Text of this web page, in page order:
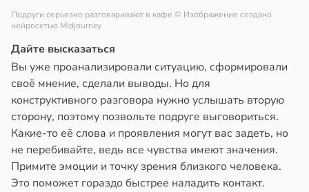
Подруги серьезно разговаривают в кафе © Изображение создано
нейросетью Midjourney
Дайте высказаться
Вы уже проанализировали ситуацию, сформировали
своё мнение, сделали выводы. Но для
конструктивного разговора нужно услышать вторую
сторону, поэтому позвольте подруге выговориться.
Какие-то её слова и проявления могут вас задеть, но
не перебивайте, ведь все чувства имеют значения.
Примите эмоции и точку зрения близкого человека.
Это поможет гораздо быстрее наладить контакт.